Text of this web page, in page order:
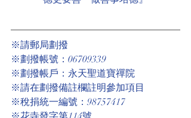
※請郵局劃撥
※劃撥帳號：06709339
※劃撥帳戶：永天聖道寶禪院
※請在劃撥備註欄註明參加項目
※稅捐統一編號：98757417